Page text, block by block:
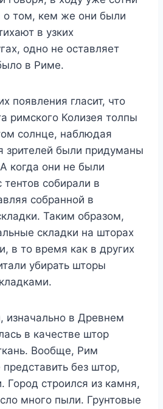
о том, кем же они были
в узких
одно не оставляет
в Риме.
появления гласит, что
римского Колизея толпы
солнце, наблюдая
зрителей были придуманы
когда они не были
собирали в
собранной в
Таким образом,
складки на шторах
в то время как в других
убирать шторы
изначально в Древнем
в качестве штор
Вообще, Рим
без штор,
Город строился из камня,
много пыли. Грунтовые